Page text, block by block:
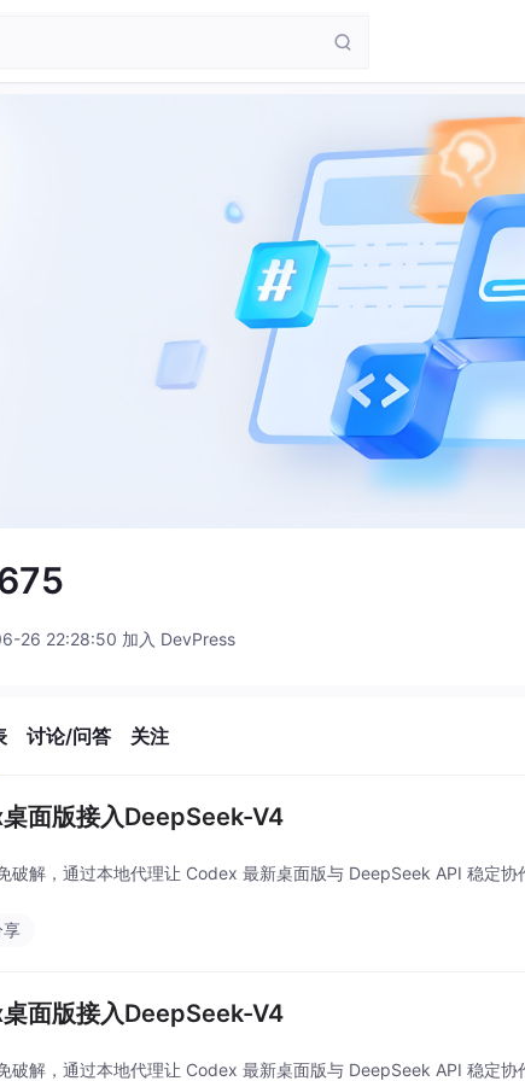
26 22:28:50 加入 DevPress
讨论/问答 关注
面版接入DeepSeek-V4
破解，通过本地代理让 Codex 最新桌面版与 DeepSeek API 稳定协
享
面版接入DeepSeek-V4
破解，通过本地代理让 Codex 最新桌面版与 DeepSeek API 稳定协